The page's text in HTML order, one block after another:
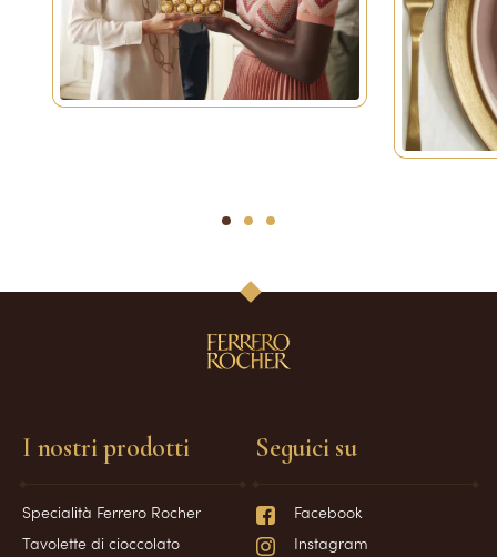
1 2 3
I nostri prodotti
Specialità Ferrero Rocher
Tavolette di cioccolato
Seguici su
Facebook
Instagram